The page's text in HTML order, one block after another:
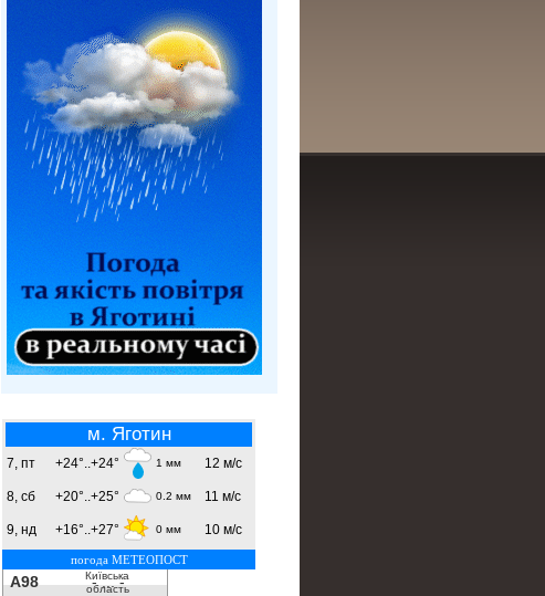
м. Яготин
7, пт +24°..+24° 1 мм 12 м/с
8, сб +20°..+25° 0.2 мм 11 м/с
9, нд +16°..+27° 0 мм 10 м/с
погода МЕТЕОПОСТ
Київська
область
A98 - ...-